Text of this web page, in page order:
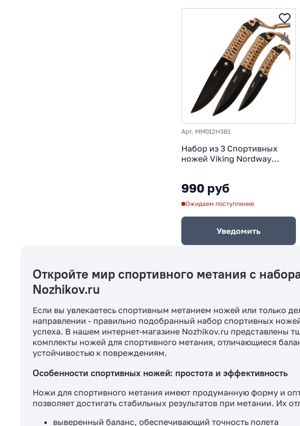
Арт. MM012H3B1
Набор из 3 Спортивных
ножей Viking Nordway
990 руб
Ожидаем поступление
Уведомить
Откройте мир спортивного метания с
Nozhikov.ru
Если вы увлекаетесь спортивным метанием ножей или только
направлении - правильно подобранный набор спортивных
успеха. В нашем интернет-магазине Nozhikov.ru представлены
комплекты ножей для спортивного метания, отличающиеся
устойчивостью к повреждениям.
Особенности спортивных ножей: простота и эффективность
Ножи для спортивного метания имеют продуманную форму и
позволяет достигать стабильных результатов при метании. Их
выверенный баланс, обеспечивающий точность полета